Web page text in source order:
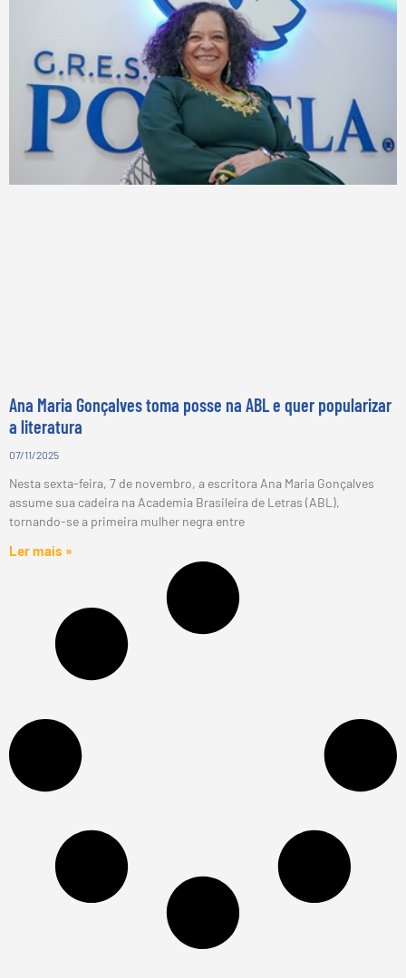
Ana Maria Gonçalves toma posse na ABL e quer popularizar
a literatura
07/11/2025
Nesta sexta-feira, 7 de novembro, a escritora Ana Maria Gonçalves
assume sua cadeira na Academia Brasileira de Letras (ABL),
tornando-se a primeira mulher negra entre
Ler mais »